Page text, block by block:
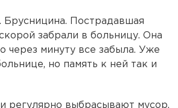
Пострадавшая
забрали в больницу. Она
через минуту все забыла. Уже
но память к ней так и
регулярно выбрасывают мусор,